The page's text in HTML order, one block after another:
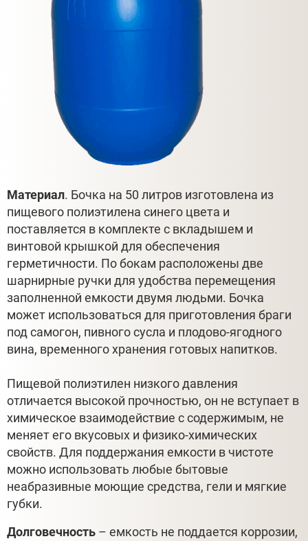
Материал. Бочка на 50 литров изготовлена из
пищевого полиэтилена синего цвета и
поставляется в комплекте с вкладышем и
винтовой крышкой для обеспечения
герметичности. По бокам расположены две
шарнирные ручки для удобства перемещения
заполненной емкости двумя людьми. Бочка
может использоваться для приготовления браги
под самогон, пивного сусла и плодово-ягодного
вина, временного хранения готовых напитков.
Пищевой полиэтилен низкого давления
отличается высокой прочностью, он не вступает в
химическое взаимодействие с содержимым, не
меняет его вкусовых и физико-химических
свойств. Для поддержания емкости в чистоте
можно использовать любые бытовые
неабразивные моющие средства, гели и мягкие
губки.
Долговечность – емкость не поддается коррозии,